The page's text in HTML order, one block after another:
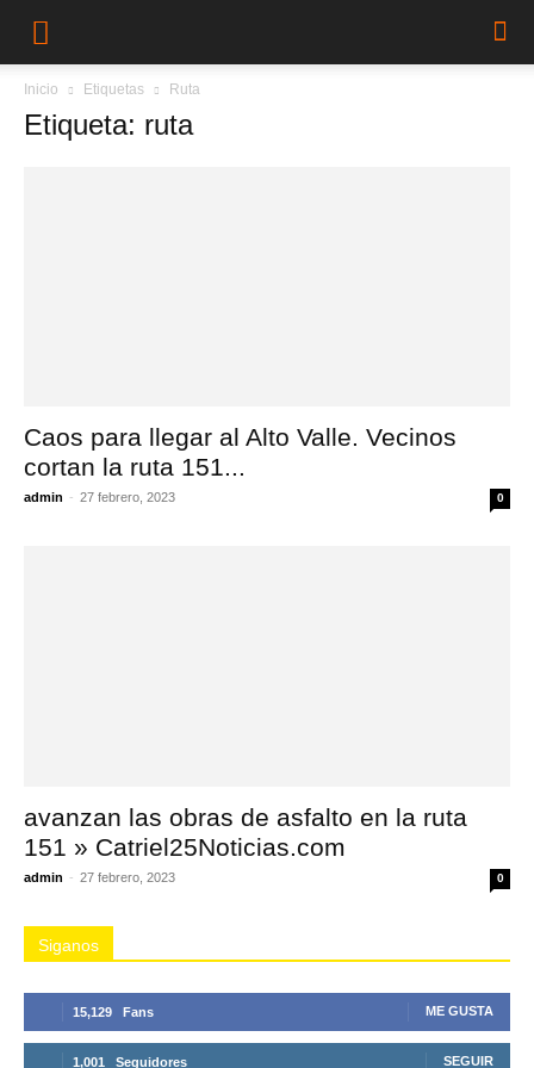
Inicio Etiquetas Ruta
Etiqueta: ruta
Caos para llegar al Alto Valle. Vecinos
cortan la ruta 151...
admin - 27 febrero, 2023 0
avanzan las obras de asfalto en la ruta
151 » Catriel25Noticias.com
admin - 27 febrero, 2023 0
Siganos
15,129 Fans ME GUSTA
1,001 Seguidores SEGUIR